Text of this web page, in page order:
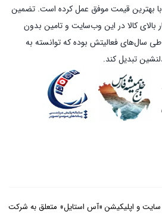
با بهترین قیمت موفق عمل کرده است. تضمین
بالای کالا در این وب‌سایت و تامین بدون
سال‌های فعالیتش بوده که توانسته به
تبدیل کند.
و اپلیکیشن «آس استایل» متعلق به شرکت